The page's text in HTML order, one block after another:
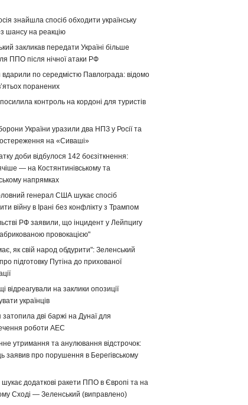
знайшла спосіб обходити українську
шансу на реакцію
закликав передати Україні більше
ППО після нічної атаки РФ
вдарили по середмістю Павлограда: відомо
поранених
посилила контроль на кордоні для туристів
України уразили два НПЗ у Росії та
на «Сиваші»
доби відбулося 142 боєзіткнення:
— на Костянтинівському та
напрямках
генерал США шукає спосіб
війну в Ірані без конфлікту з Трампом
РФ заявили, що інцидент у Лейпцигу
провокацією"
як свій народ обдурити": Зеленський
підготовку Путіна до прихованої
відреагували на заклики опозиції
українців
затопила дві баржі на Дунаї для
роботи АЕС
утримання та анулювання відстрочок:
заявив про порушення в Берегівському
шукає додаткові ракети ППО в Європі та на
Сході — Зеленський (виправлено)